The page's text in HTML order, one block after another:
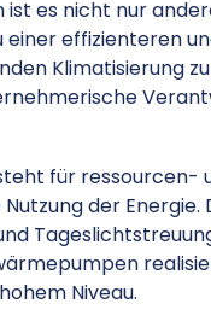
ist es nicht nur
einer effizienteren
Klimatisierung
für ressourcen-
der Energie.
Niveau.